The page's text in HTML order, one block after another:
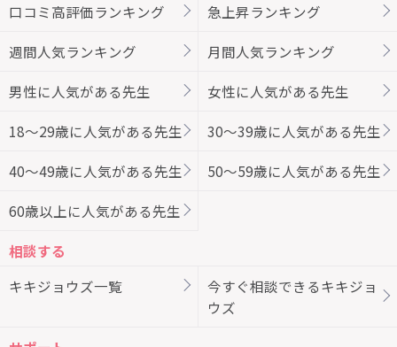
口コミ高評価ランキング
急上昇ランキング
週間人気ランキング 月間人気ランキング
男性に人気がある先生 女性に人気がある先生
18～29歳に人気がある先生 30～39歳に人気がある先生
40～49歳に人気がある先生 50～59歳に人気がある先生
60歳以上に人気がある先生
相談する
キキジョウズ一覧
今すぐ相談できるキキジョ
ウズ